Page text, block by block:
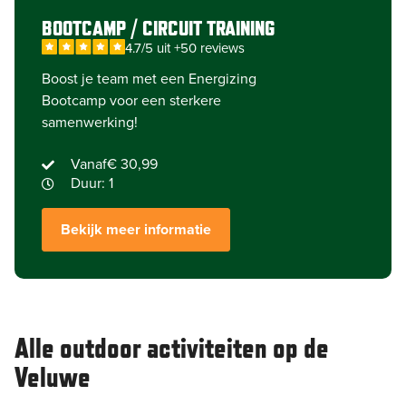
BOOTCAMP / CIRCUIT TRAINING
4.7/5 uit +50 reviews
Boost je team met een Energizing
Bootcamp voor een sterkere
samenwerking!
Vanaf€ 30,99
Duur: 1
Bekijk meer informatie
Alle outdoor activiteiten op de
Veluwe